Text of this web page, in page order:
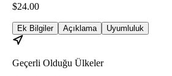
$24.00
Ek Bilgiler Açıklama Uyumluluk
Geçerli Olduğu Ülkeler